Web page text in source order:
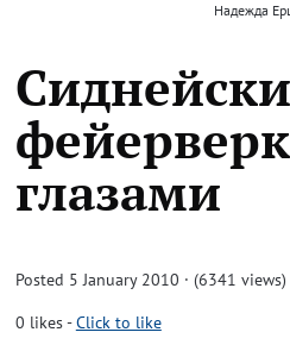
Надежда
глазами
Posted 5 January 2010 · (6341 views)
0 likes-Click to like